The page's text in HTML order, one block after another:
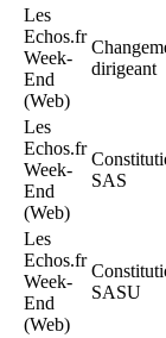
Les
Echos.fr
Week-
End
(Web)
dirigeant
Les
Echos.fr
Week-
End
(Web)
SAS
Les
Echos.fr
Week-
End
(Web)
SASU